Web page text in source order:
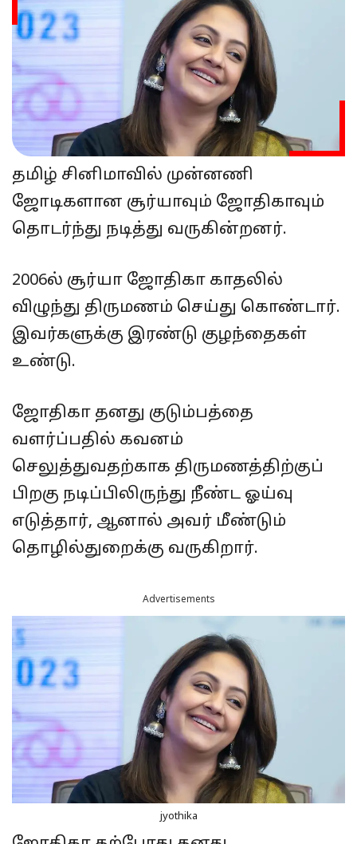
தமிழ் சினிமாவில் முன்னணி
ஜோடிகளான சூர்யாவும் ஜோதிகாவும்
தொடர்ந்து நடித்து வருகின்றனர்.
2006ல் சூர்யா ஜோதிகா காதலில்
விழுந்து திருமணம் செய்து கொண்டார்.
இவர்களுக்கு இரண்டு குழந்தைகள்
உண்டு.
ஜோதிகா தனது குடும்பத்தை
வளர்ப்பதில் கவனம்
செலுத்துவதற்காக திருமணத்திற்குப்
பிறகு நடிப்பிலிருந்து நீண்ட ஓய்வு
எடுத்தார், ஆனால் அவர் மீண்டும்
தொழில்துறைக்கு வருகிறார்.
Advertisements
jyothika